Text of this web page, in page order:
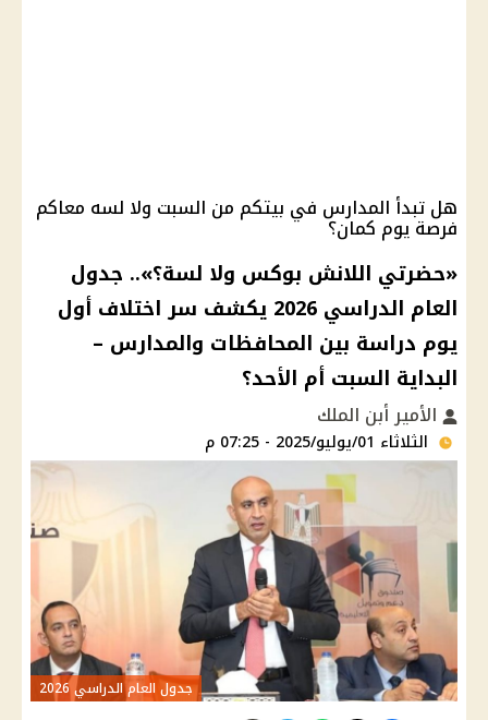
هل تبدأ المدارس في بيتكم من السبت ولا لسه معاكم
فرصة يوم كمان؟
«حضرتي اللانش بوكس ولا لسة؟».. جدول
العام الدراسي 2026 يكشف سر اختلاف أول
يوم دراسة بين المحافظات والمدارس –
البداية السبت أم الأحد؟
الأمير أبن الملك
الثلاثاء 01/يوليو/2025 - 07:25 م
جدول العام الدراسي 2026